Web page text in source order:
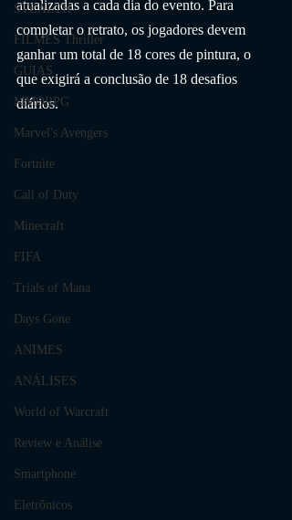
STEALTH
FILMES Thriller
GUIAS
MMORPG
Marvel's Avengers
Fortnite
Call of Duty
Minecraft
FIFA
Trials of Mana
Days Gone
ANIMES
ANÁLISES
World of Warcraft
Review e Análise
Smartphone
Eletrônicos
atualizadas a cada dia do evento. Para
completar o retrato, os jogadores devem
ganhar um total de 18 cores de pintura, o
que exigirá a conclusão de 18 desafios
diários.